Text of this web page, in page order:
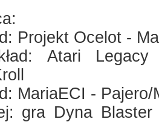
Projekt Ocelot -
Atari
MariaECI - Pajero/
gra Dyna Blaster